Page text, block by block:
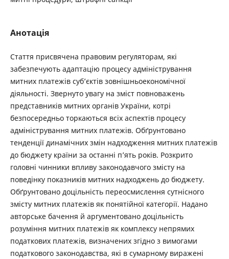
Анотація
Стаття присвячена правовим регуляторам, які
забезпечують адаптацію процесу адміністрування
митних платежів суб’єктів зовнішньоекономічної
діяльності. Звернуто увагу на зміст повноважень
представників митних органів України, котрі
безпосередньо торкаються всіх аспектів процесу
адміністрування митних платежів. Обґрунтовано
тенденції динамічних змін надходження митних платежів
до бюджету країни за останні п’ять років. Розкрито
головні чинники впливу законодавчого змісту на
поведінку показників митних надходжень до бюджету.
Обґрунтовано доцільність переосмислення сутнісного
змісту митних платежів як понятійної категорії. Надано
авторське бачення й аргументовано доцільність
розуміння митних платежів як комплексу непрямих
податкових платежів, визначених згідно з вимогами
податкового законодавства, які в сумарному виражені